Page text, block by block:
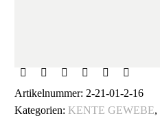
Artikelnummer: 2-21-01-2-16
Kategorien: KENTE GEWEBE,